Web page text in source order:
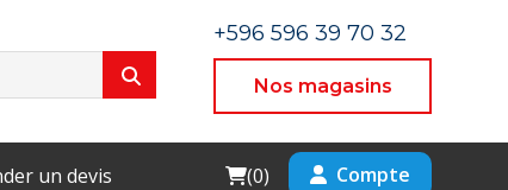
+596 596 39 70 32
Nos magasins
un devis Cart
(0) Compte